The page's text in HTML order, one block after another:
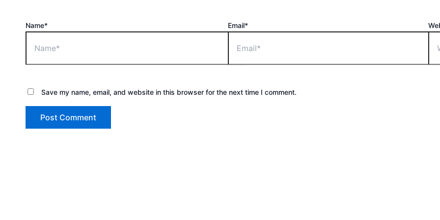
Name* Email*
Save my name, email, and website in this browser for the next time I comment.